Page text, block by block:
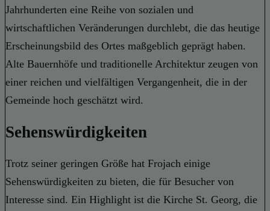
Jahrhunderten eine Reihe von sozialen und
wirtschaftlichen Veränderungen durchlebt, die das heutige
Erscheinungsbild des Ortes maßgeblich geprägt haben.
Alte Bauernhöfe und traditionelle Architektur zeugen von
einer reichen und vielfältigen Vergangenheit, die in der
Gemeinde hoch geschätzt wird.
Sehenswürdigkeiten
Trotz seiner geringen Größe hat Frojach einige
Sehenswürdigkeiten zu bieten, die für Besucher von
Interesse sind. Ein Highlight ist die Kirche St. Georg, die